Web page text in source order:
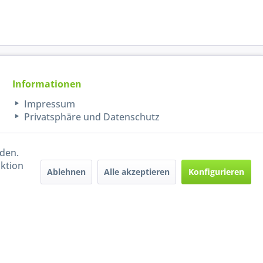
Informationen
Impressum
Privatsphäre und Datenschutz
Ablehnen Alle akzeptieren Konfigurieren